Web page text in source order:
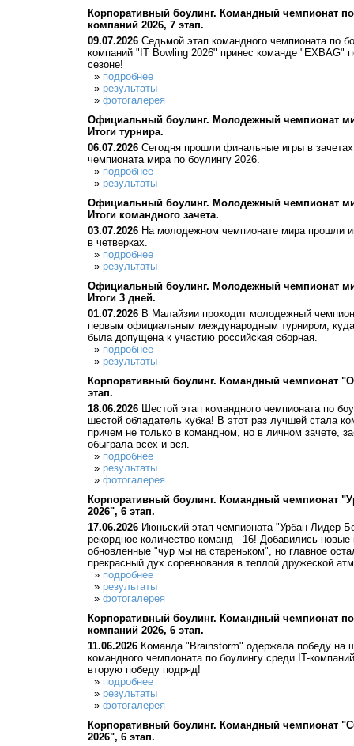
Корпоративный боулинг. Командный чемпионат по
компаний 2026, 7 этап.
09.07.2026 Седьмой этап командного чемпионата по
компаний "IT Bowling 2026" принес команде "EXBAG"
сезоне!
» подробнее
» результаты
» фотогалерея
Официальный боулинг. Молодежный чемпионат
Итоги турнира.
06.07.2026 Сегодня прошли финальные игры в
чемпионата мира по боулингу 2026.
» подробнее
» результаты
Официальный боулинг. Молодежный чемпионат
Итоги командного зачета.
03.07.2026 На молодежном чемпионате мира прошли
в четверках.
» подробнее
» результаты
Официальный боулинг. Молодежный чемпионат
Итоги 3 дней.
01.07.2026 В Малайзии проходит молодежный
первым официальным международным турниром,
была допущена к участию российская сборная.
» подробнее
» результаты
Корпоративный боулинг. Командный чемпионат
этап.
18.06.2026 Шестой этап командного чемпионата по
шестой обладатель кубка! В этот раз лучшей стала
причем не только в командном, но в личном зачете,
обыграла всех и вся.
» подробнее
» результаты
» фотогалерея
Корпоративный боулинг. Командный чемпионат
2026", 6 этап.
17.06.2026 Июньский этап чемпионата "Урбан Лидер
рекордное количество команд - 16! Добавились
обновленные "чур мы на стареньком", но главное
прекрасный дух соревнования в теплой дружеской
» подробнее
» результаты
» фотогалерея
Корпоративный боулинг. Командный чемпионат по
компаний 2026, 6 этап.
11.06.2026 Команда "Brainstorm" одержала победу на
командного чемпионата по боулингу среди IT-
вторую победу подряд!
» подробнее
» результаты
» фотогалерея
Корпоративный боулинг. Командный чемпионат
2026", 6 этап.